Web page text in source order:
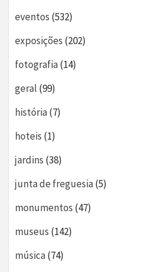
eventos (532)
exposições (202)
fotografia(14)
geral (99)
história(7)
hoteis (1)
jardins (38)
junta de freguesia(5)
monumentos (47)
museus (142)
música(74)